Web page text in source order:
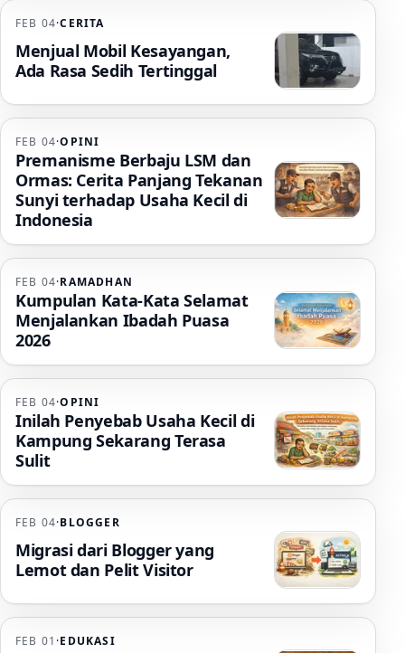
FEB 04·CERITA
Menjual Mobil Kesayangan,
Ada Rasa Sedih Tertinggal
FEB 04·OPINI
Premanisme Berbaju LSM dan
Ormas: Cerita Panjang Tekanan
Sunyi terhadap Usaha Kecil di
Indonesia
FEB 04·RAMADHAN
Kumpulan Kata-Kata Selamat
Menjalankan Ibadah Puasa
2026
FEB 04·OPINI
Inilah Penyebab Usaha Kecil di
Kampung Sekarang Terasa
Sulit
FEB 04·BLOGGER
Migrasi dari Blogger yang
Lemot dan Pelit Visitor
FEB 01 ·EDUKASI